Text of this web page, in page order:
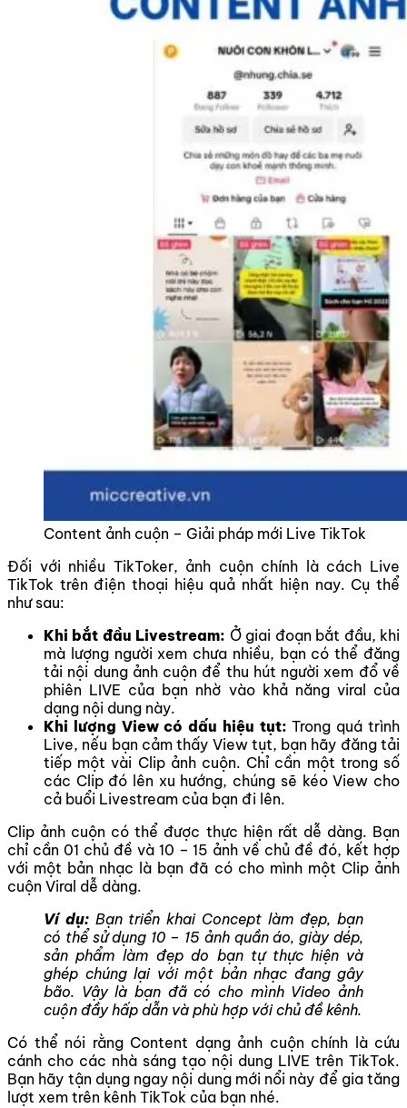
Content ảnh cuộn – Giải pháp mới Live TikTok
Đối với nhiều TikToker, ảnh cuộn chính là cách Live
TikTok trên điện thoại hiệu quả nhất hiện nay. Cụ thể
như sau:
Khi bắt đầu Livestream: Ở giai đoạn bắt đầu, khi
mà lượng người xem chưa nhiều, bạn có thể đăng
tải nội dung ảnh cuộn để thu hút người xem đổ về
phiên LIVE của bạn nhờ vào khả năng viral của
dạng nội dung này.
Khi lượng View có dấu hiệu tụt: Trong quá trình
Live, nếu bạn cảm thấy View tụt, bạn hãy đăng tải
tiếp một vài Clip ảnh cuộn. Chỉ cần một trong số
các Clip đó lên xu hướng, chúng sẽ kéo View cho
cả buổi Livestream của bạn đi lên.
Clip ảnh cuộn có thể được thực hiện rất dễ dàng. Bạn
chỉ cần 01 chủ đề và 10 – 15 ảnh về chủ đề đó, kết hợp
với một bản nhạc là bạn đã có cho mình một Clip ảnh
cuộn Viral dễ dàng.
Ví dụ: Bạn triển khai Concept làm đẹp, bạn
có thể sử dụng 10 – 15 ảnh quần áo, giày dép,
sản phẩm làm đẹp do bạn tự thực hiện và
ghép chúng lại với một bản nhạc đang gây
bão. Vậy là bạn đã có cho mình Video ảnh
cuộn đầy hấp dẫn và phù hợp với chủ đề kênh.
Có thể nói rằng Content dạng ảnh cuộn chính là cứu
cánh cho các nhà sáng tạo nội dung LIVE trên TikTok.
Bạn hãy tận dụng ngay nội dung mới nổi này để gia tăng
lượt xem trên kênh TikTok của bạn nhé.